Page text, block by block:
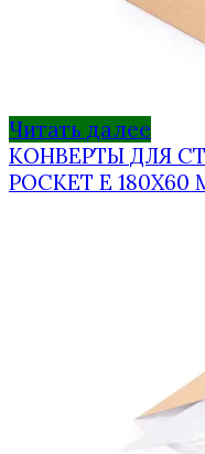
Читать далее
КОНВЕРТЫ ДЛЯ
POCKET E